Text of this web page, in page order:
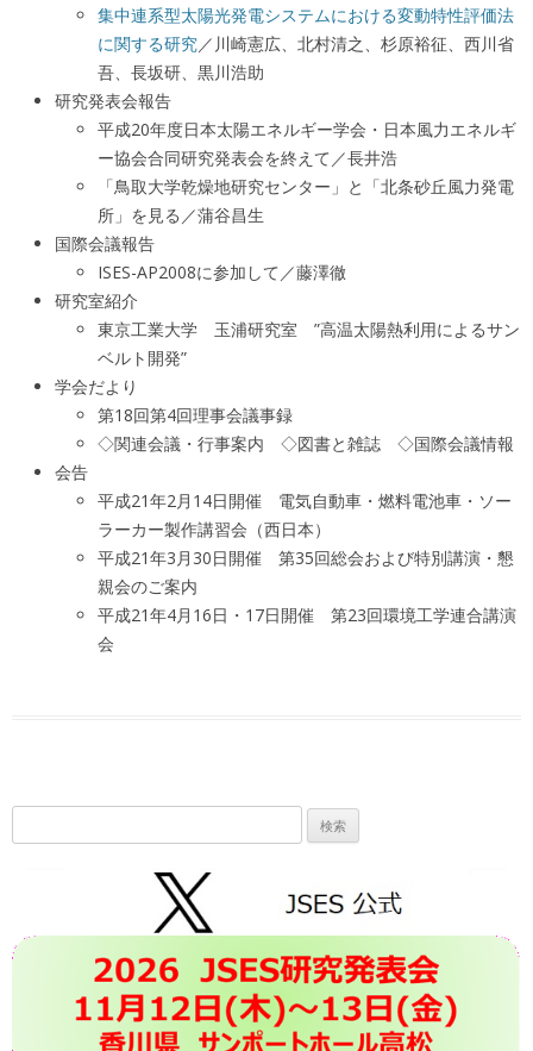
集中連系型太陽光発電システムにおける変動特性評価法
に関する研究／川崎憲広、北村清之、杉原裕征、西川省
吾、長坂研、黒川浩助
研究発表会報告
平成20年度日本太陽エネルギー学会・日本風力エネルギ
ー協会合同研究発表会を終えて／長井浩
「鳥取大学乾燥地研究センター」と「北条砂丘風力発電
所」を見る／蒲谷昌生
国際会議報告
ISES-AP2008に参加して／藤澤徹
研究室紹介
東京工業大学 玉浦研究室 ”高温太陽熱利用によるサン
ベルト開発”
学会だより
第18回第4回理事会議事録
◇関連会議・行事案内 ◇図書と雑誌 ◇国際会議情報
会告
平成21年2月14日開催 電気自動車・燃料電池車・ソー
ラーカー製作講習会（西日本）
平成21年3月30日開催 第35回総会および特別講演・懇
親会のご案内
平成21年4月16日・17日開催 第23回環境工学連合講演
会
索: